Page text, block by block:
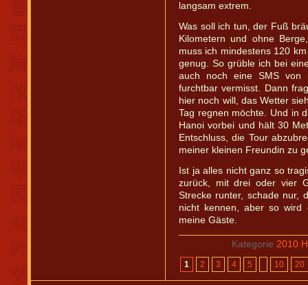
langsam extrem.
Was soll ich tun, der Fuß
Kilometern und ohne
muss ich mindestens 120
genug. So grüble ich bei
auch noch eine SMS von
furchtbar vermisst. Dann
hier noch will, das Wetter
Tag regnen möchte. Und in
Hanoi vorbei und hält 30
Entschluss, die Tour
meiner kleinen Freundin zu
Ist ja alles nicht ganz so
zurück, mit drei oder vier
Strecke runter, schade nur,
nicht kennen, aber so wird
meine Gäste.
Kategorie 2010
1 2 3 4 5 10 20